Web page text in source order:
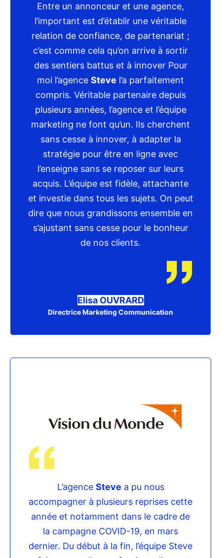
Entre un annonceur et une agence,
l’important est d’établir une véritable
relation de confiance, de partenariat ;
c’est comme cela qu’on arrive à sortir
des sentiers battus et à innover Pour
moi l’agence Steve l’a parfaitement
compris. Véritable partenaire depuis
plusieurs années, l’agence et l’équipe
marketing ne font qu’un. Ils cherchent
sans cesse à innover, à adapter la
stratégie pour être en ligne avec
l’enseigne sans se reposer sur leurs
acquis. L’équipe est fidèle, attachante
et investie dans tous les sujets. On peut
dire que nous grandissons ensemble en
s’ajustant sans cesse pour le bonheur
de nos clients.
Elisa OUVRARD
Directrice Marketing Communication
L’agence Steve a pu nous
accompagner à plusieurs reprises cette
année et notamment dans le cadre de
la campagne COVID-19, en mars
dernier. Du début à la fin, l’équipe Steve